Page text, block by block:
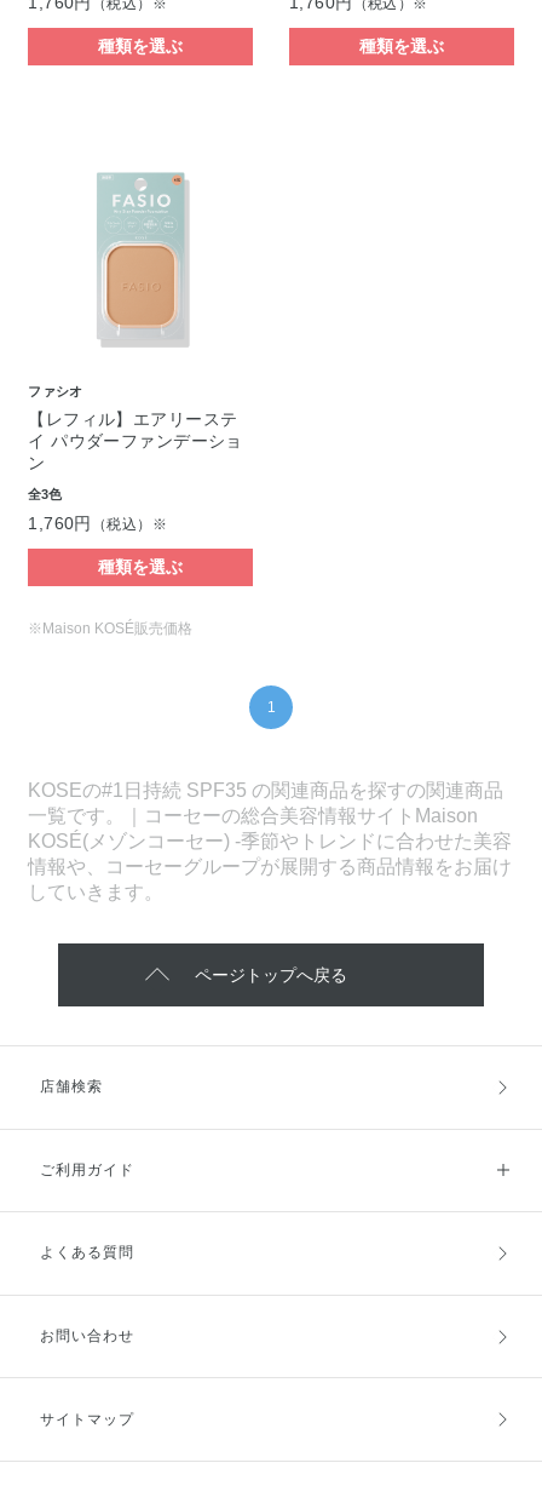
（税込）※
種類を選ぶ
（税込）※
種類を選ぶ
ファシオ
【レフィル】エアリーステ
イ パウダーファンデーショ
ン
全3色
1,760円 （税込）※
種類を選ぶ
※Maison KOSÉ販売価格
1
KOSEの#1日持続 SPF35 の関連商品を探すの関連商品
一覧です。｜コーセーの総合美容情報サイトMaison
KOSÉ(メゾンコーセー) -季節やトレンドに合わせた美容
情報や、コーセーグループが展開する商品情報をお届け
していきます。
ページトップへ戻る
店舗検索
ご利用ガイド
ご利用ガイドトップ
お支払方法
キャンセル・返品・交換
よくある質問
お問い合わせ
サイトマップ